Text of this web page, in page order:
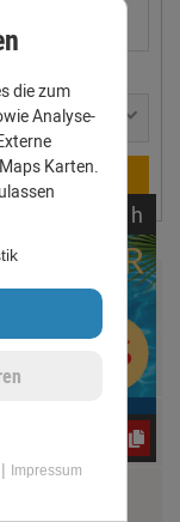
h
die zum
Analyse-
Karten.
| Impressum